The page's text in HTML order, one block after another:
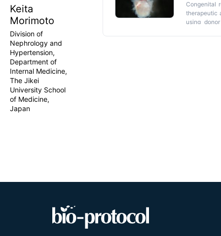
Keita
Morimoto
Division of
Nephrology and
Hypertension,
Department of
Internal Medicine,
The Jikei
University School
of Medicine,
Japan
Congenital
therapeutic
using